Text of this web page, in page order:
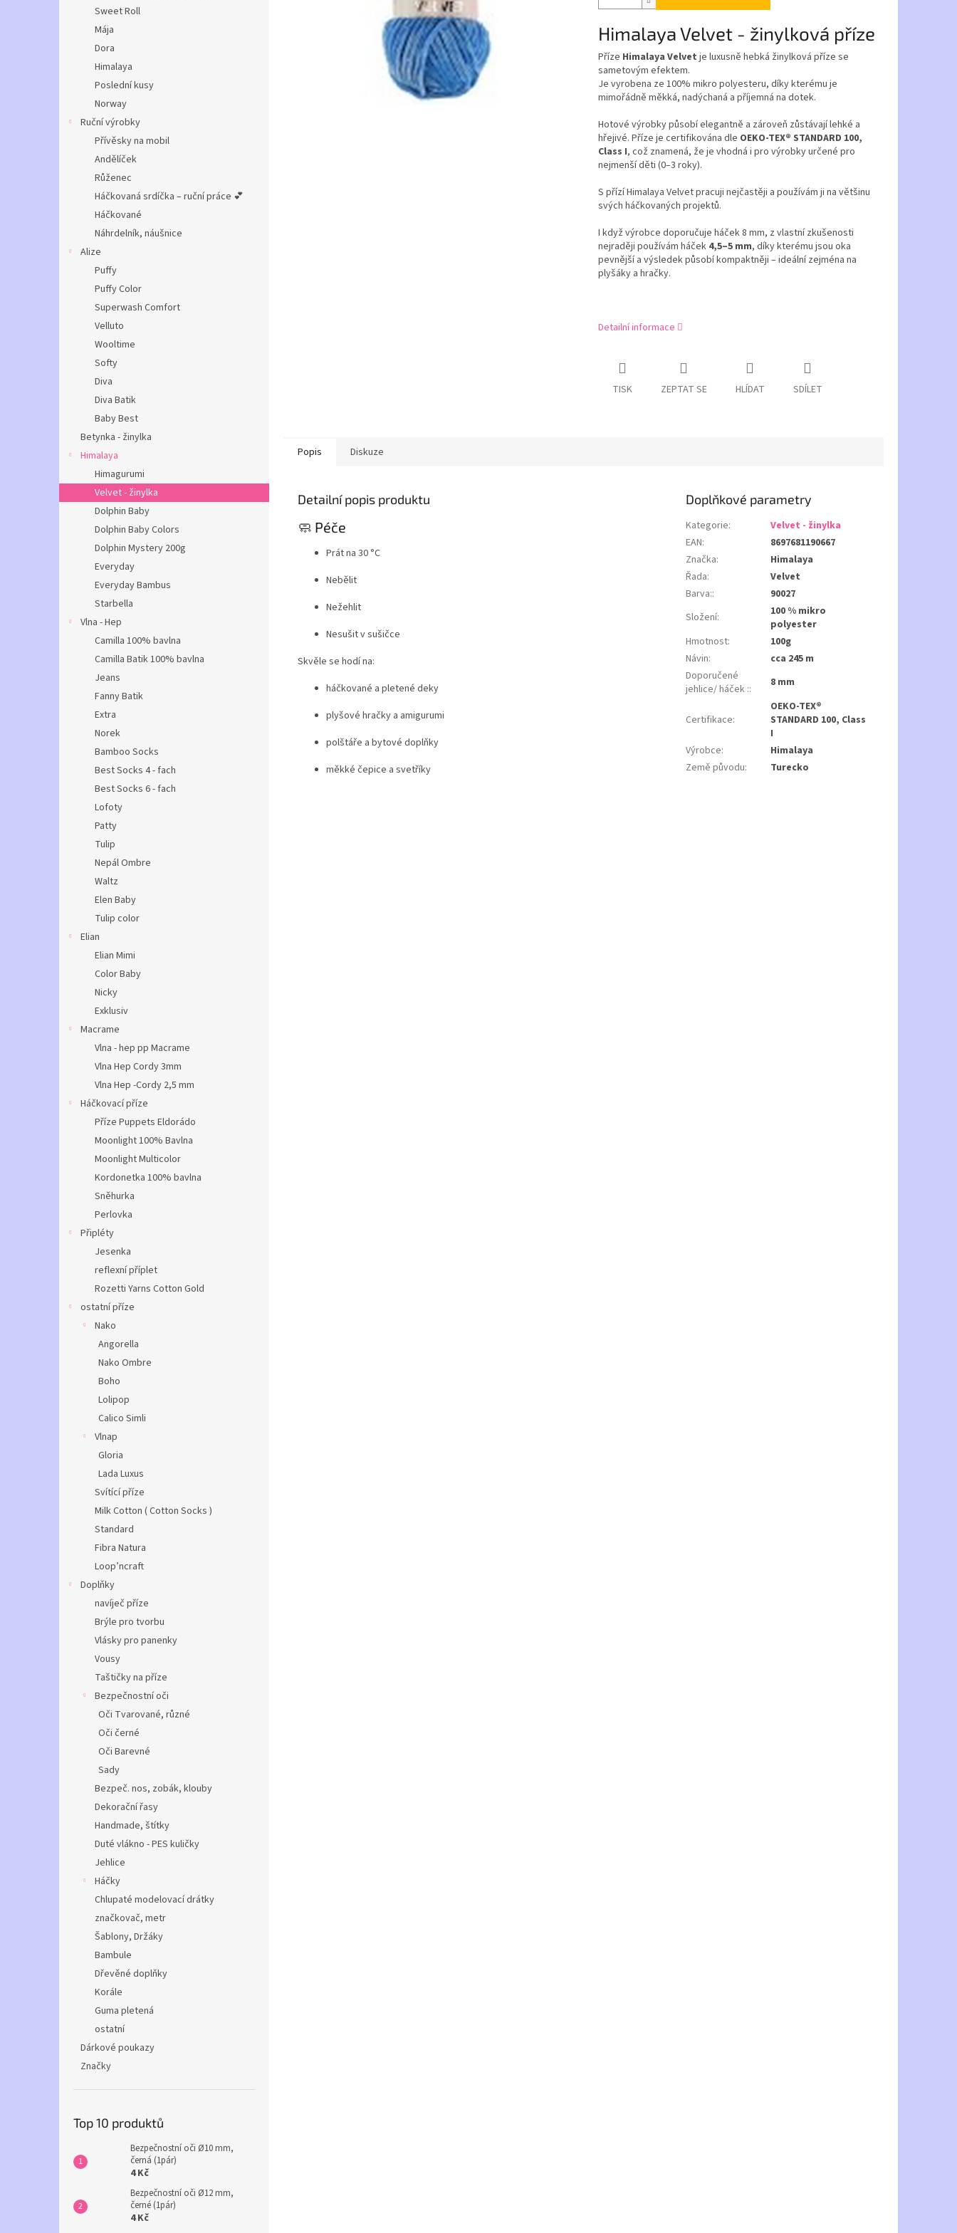
Sweet Roll
Mája
Dora
Himalaya
Poslední kusy
Norway
Ruční výrobky
Přívěsky na mobil
Andělíček
Růženec
Háčkovaná srdíčka – ruční práce 💕
Háčkované
Náhrdelník, náušnice
Alize
Puffy
Puffy Color
Superwash Comfort
Velluto
Wooltime
Softy
Diva
Diva Batik
Baby Best
Betynka - žinylka
Himalaya
Himagurumi
Velvet - žinylka
Dolphin Baby
Dolphin Baby Colors
Dolphin Mystery 200g
Everyday
Everyday Bambus
Starbella
Vlna - Hep
Camilla 100% bavlna
Camilla Batik 100% bavlna
Jeans
Fanny Batik
Extra
Norek
Bamboo Socks
Best Socks 4 - fach
Best Socks 6 - fach
Lofoty
Patty
Tulip
Nepál Ombre
Waltz
Elen Baby
Tulip color
Elian
Elian Mimi
Color Baby
Nicky
Exklusiv
Macrame
Vlna - hep pp Macrame
Vlna Hep Cordy 3mm
Vlna Hep -Cordy 2,5 mm
Háčkovací příze
Příze Puppets Eldorádo
Moonlight 100% Bavlna
Moonlight Multicolor
Kordonetka 100% bavlna
Sněhurka
Perlovka
Připléty
Jesenka
reflexní příplet
Rozetti Yarns Cotton Gold
ostatní příze
Nako
Angorella
Nako Ombre
Boho
Lolipop
Calico Simli
Vlnap
Gloria
Lada Luxus
Svítící příze
Milk Cotton ( Cotton Socks )
Standard
Fibra Natura
Loop’ncraft
Doplňky
navíječ příze
Brýle pro tvorbu
Vlásky pro panenky
Vousy
Taštičky na příze
Bezpečnostní oči
Oči Tvarované, různé
Oči černé
Oči Barevné
Sady
Bezpeč. nos, zobák, klouby
Dekorační řasy
Handmade, štítky
Duté vlákno - PES kuličky
Jehlice
Háčky
Chlupaté modelovací drátky
značkovač, metr
Šablony, Držáky
Bambule
Dřevěné doplňky
Korále
Guma pletená
ostatní
Dárkové poukazy
Značky
Top 10 produktů
Bezpečnostní oči Ø10 mm,
černá (1pár)
4 Kč
Bezpečnostní oči Ø12 mm,
černé (1pár)
4 Kč
Himalaya Velvet - žinylková příze
Příze Himalaya Velvet je luxusně hebká žinylková příze se
sametovým efektem.
Je vyrobena ze 100% mikro polyesteru, díky kterému je
mimořádně měkká, nadýchaná a příjemná na dotek.
Hotové výrobky působí elegantně a zároveň zůstávají lehké a
hřejivé. Příze je certifikována dle OEKO-TEX® STANDARD 100,
Class I, což znamená, že je vhodná i pro výrobky určené pro
nejmenší děti (0–3 roky).
S přízí Himalaya Velvet pracuji nejčastěji a používám ji na většinu
svých háčkovaných projektů.
I když výrobce doporučuje háček 8 mm, z vlastní zkušenosti
nejraději používám háček 4,5–5 mm, díky kterému jsou oka
pevnější a výsledek působí kompaktněji – ideální zejména na
plyšáky a hračky.
Detailní informace
TISK ZEPTAT SE HLÍDAT SDÍLET
Popis Diskuze
Detailní popis produktu
🧼 Péče
Prát na 30 °C
Nebělit
Nežehlit
Nesušit v sušičce
Skvěle se hodí na:
háčkované a pletené deky
plyšové hračky a amigurumi
polštáře a bytové doplňky
měkké čepice a svetříky
Doplňkové parametry
Kategorie:
Velvet - žinylka
EAN:
8697681190667
Značka:
Himalaya
Řada:
Velvet
Barva::
90027
Složení:
100 % mikro
polyester
Hmotnost:
100g
Návin:
cca 245 m
Doporučené
jehlice/ háček :: 8 mm
Certifikace:
OEKO-TEX®
STANDARD 100, Class
I
Výrobce:
Himalaya
Země původu: Turecko